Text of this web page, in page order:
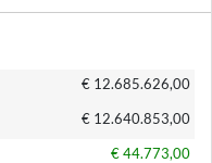
€ 12.685.626,00
€ 12.640.853,00
€ 44.773,00